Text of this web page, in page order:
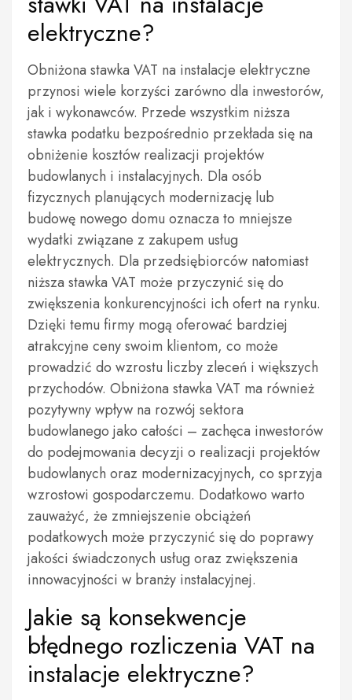
elektryczne?
Obniżona stawka VAT na instalacje elektryczne
przynosi wiele korzyści zarówno dla inwestorów,
jak i wykonawców. Przede wszystkim niższa
stawka podatku bezpośrednio przekłada się na
obniżenie kosztów realizacji projektów
budowlanych i instalacyjnych. Dla osób
fizycznych planujących modernizację lub
budowę nowego domu oznacza to mniejsze
wydatki związane z zakupem usług
elektrycznych. Dla przedsiębiorców natomiast
niższa stawka VAT może przyczynić się do
zwiększenia konkurencyjności ich ofert na rynku.
Dzięki temu firmy mogą oferować bardziej
atrakcyjne ceny swoim klientom, co może
prowadzić do wzrostu liczby zleceń i większych
przychodów. Obniżona stawka VAT ma również
pozytywny wpływ na rozwój sektora
budowlanego jako całości – zachęca inwestorów
do podejmowania decyzji o realizacji projektów
budowlanych oraz modernizacyjnych, co sprzyja
wzrostowi gospodarczemu. Dodatkowo warto
zauważyć, że zmniejszenie obciążeń
podatkowych może przyczynić się do poprawy
jakości świadczonych usług oraz zwiększenia
innowacyjności w branży instalacyjnej.
Jakie są konsekwencje
błędnego rozliczenia VAT na
instalacje elektryczne?